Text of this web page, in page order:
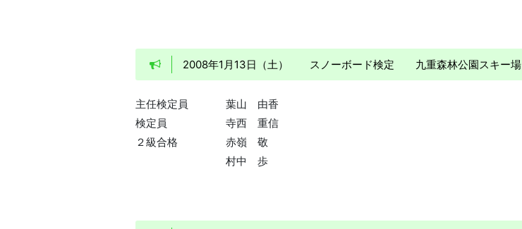
2008年1月13日（土） スノーボード検定 九重森林公園スキー場
主任検定員
葉山 由香
検定員
寺西 重信
２級合格
赤嶺 敬
村中 歩